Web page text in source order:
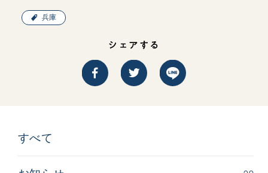
兵庫
シェアする
すべて